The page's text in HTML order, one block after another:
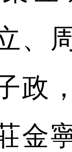
、
政
金